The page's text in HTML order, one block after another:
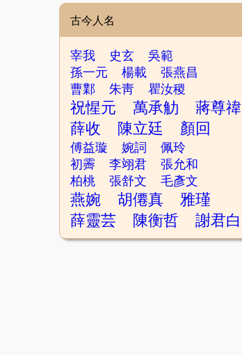
古今人名
宰我 史玄
吳範
孫一元
楊載
張燕昌
曹鄴
朱靑 瞿汝稷
祝惺元 萬承觔
蔣尊禕
薛收
陳立廷 顏回
傅益璇 婉詞
佩玲
初霽
李翊君
張允和
柏桃
張舒文 毛彥文
燕婉 胡僊真
雅瑾
薛靈芸
陳衡哲 謝君白